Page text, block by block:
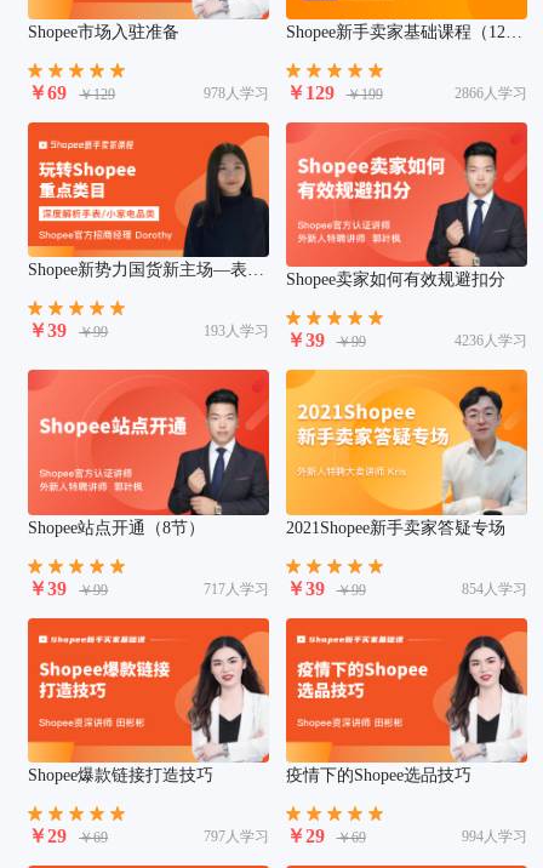
Shopee市场入驻准备
￥69 ￥129 978人学习
Shopee新手卖家基础课程（12
￥129 ￥199 2866人学习
Shopee新势力国货新主场—表类
￥39 ￥99 193人学习
Shopee卖家如何有效规避扣分
￥39 ￥99 4236人学习
Shopee站点开通（8节）
￥39 ￥99 717人学习
2021Shopee新手卖家答疑专场
￥39 ￥99 854人学习
Shopee爆款链接打造技巧
￥29 ￥69 797人学习
疫情下的Shopee选品技巧
￥29 ￥69 994人学习